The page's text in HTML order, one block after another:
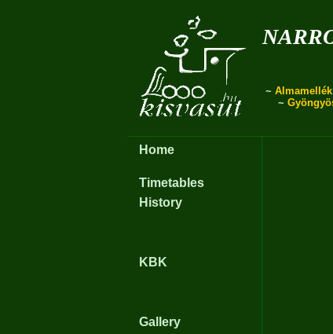
~ Almamellék
~
Home
Timetables
History
KBK
Gallery